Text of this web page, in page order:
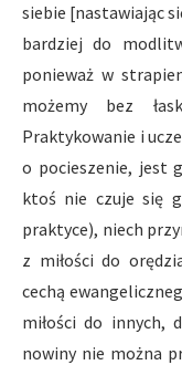
siebie [nastawiając
bardziej do
ponieważ w
możemy bez
Praktykowanie i
o pocieszenie, jest
ktoś nie czuje się
praktyce), niech
z miłości do
cechą
miłości do innych,
nowiny nie można